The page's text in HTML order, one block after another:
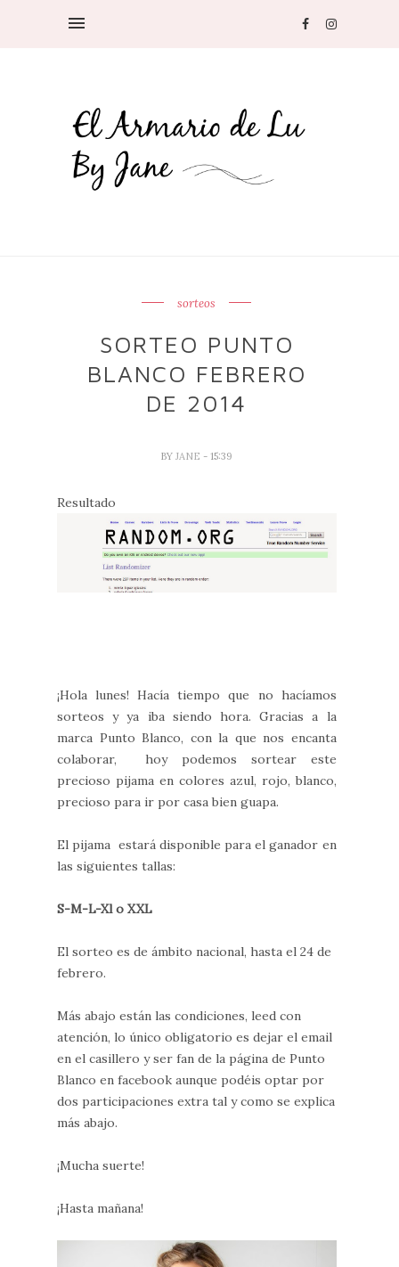
sorteos
SORTEO PUNTO
BLANCO FEBRERO
DE 2014
BYJANE - 15:39
Resultado
¡Hola lunes! Hacía tiempo que no hacíamos
sorteos y ya iba siendo hora. Gracias a la
marca Punto Blanco, con la que nos encanta
colaborar, hoy podemos sortear este
precioso pijama en colores azul, rojo, blanco,
precioso para ir por casa bien guapa.
El pijama estará disponible para el ganador en
las siguientes tallas:
S-M-L-Xl o XXL
El sorteo es de ámbito nacional, hasta el 24 de
febrero.
Más abajo están las condiciones, leed con
atención, lo único obligatorio es dejar el email
en el casillero y ser fan de la página de Punto
Blanco en facebook aunque podéis optar por
dos participaciones extra tal y como se explica
más abajo.
¡Mucha suerte!
¡Hasta mañana!